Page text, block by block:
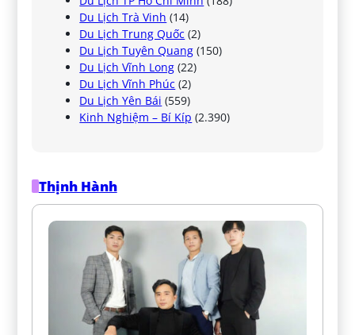
Du Lịch Trà Vinh (14)
Du Lịch Trung Quốc (2)
Du Lịch Tuyên Quang (150)
Du Lịch Vĩnh Long (22)
Du Lịch Vĩnh Phúc (2)
Du Lịch Yên Bái (559)
Kinh Nghiệm – Bí Kíp (2.390)
Thịnh Hành